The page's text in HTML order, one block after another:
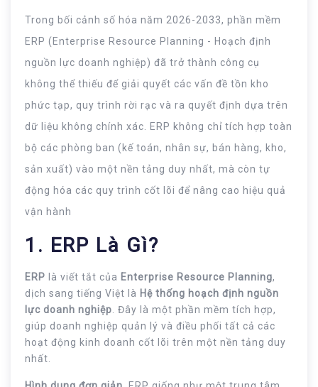
Trong bối cảnh số hóa năm 2026-2033, phần mềm
ERP (Enterprise Resource Planning - Hoạch định
nguồn lực doanh nghiệp) đã trở thành công cụ
không thể thiếu để giải quyết các vấn đề tồn kho
phức tạp, quy trình rời rạc và ra quyết định dựa trên
dữ liệu không chính xác. ERP không chỉ tích hợp toàn
bộ các phòng ban (kế toán, nhân sự, bán hàng, kho,
sản xuất) vào một nền tảng duy nhất, mà còn tự
động hóa các quy trình cốt lõi để nâng cao hiệu quả
vận hành
1. ERP Là Gì?
ERP là viết tắt của Enterprise Resource Planning,
dịch sang tiếng Việt là Hệ thống hoạch định nguồn
lực doanh nghiệp. Đây là một phần mềm tích hợp,
giúp doanh nghiệp quản lý và điều phối tất cả các
hoạt động kinh doanh cốt lõi trên một nền tảng duy
nhất.